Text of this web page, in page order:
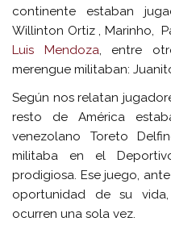
continente estaban
Willinton Ortiz , Marinho,
Luis Mendoza, entre
merengue militaban:
Según nos relatan
resto de América
venezolano Toreto
militaba en el
prodigiosa. Ese juego,
oportunidad de su
ocurren una sola vez.